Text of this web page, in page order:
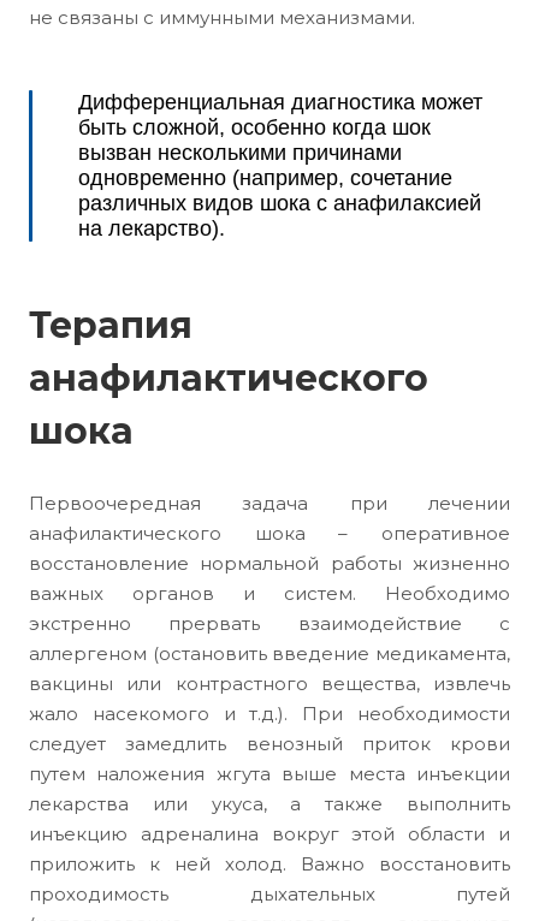
не связаны с иммунными механизмами.
Дифференциальная диагностика может
быть сложной, особенно когда шок
вызван несколькими причинами
одновременно (например, сочетание
различных видов шока с анафилаксией
на лекарство).
Терапия
анафилактического
шока
Первоочередная задача при лечении
анафилактического шока – оперативное
восстановление нормальной работы жизненно
важных органов и систем. Необходимо
экстренно прервать взаимодействие с
аллергеном (остановить введение медикамента,
вакцины или контрастного вещества, извлечь
жало насекомого и т.д.). При необходимости
следует замедлить венозный приток крови
путем наложения жгута выше места инъекции
лекарства или укуса, а также выполнить
инъекцию адреналина вокруг этой области и
приложить к ней холод. Важно восстановить
проходимость дыхательных путей